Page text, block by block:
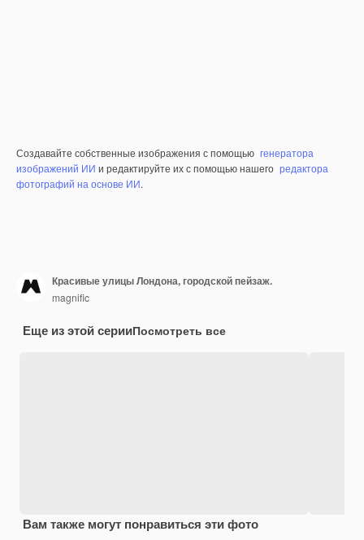
Создавайте собственные изображения с помощью генератора
изображений ИИ и редактируйте их с помощью нашего редактора
фотографий на основе ИИ.
Красивые улицы Лондона, городской пейзаж.
magnific
Еще из этой серииПосмотреть все
Вам также могут понравиться эти фото